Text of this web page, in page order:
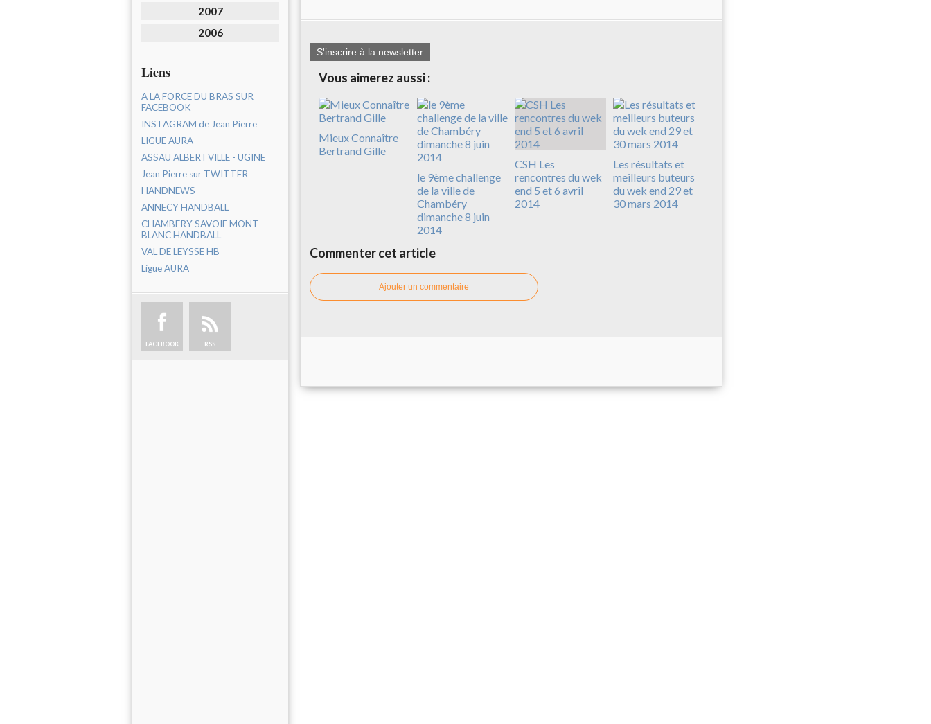
2007
2006
Liens
A LA FORCE DU BRAS SUR
FACEBOOK
INSTAGRAM de Jean Pierre
LIGUE AURA
ASSAU ALBERTVILLE - UGINE
Jean Pierre sur TWITTER
HANDNEWS
ANNECY HANDBALL
CHAMBERY SAVOIE MONT-
BLANC HANDBALL
VAL DE LEYSSE HB
Ligue AURA
FACEBOOK RSS
S'inscrire à la newsletter
Vous aimerez aussi :
Mieux Connaître
Bertrand Gille
le 9ème challenge
de la ville de
Chambéry
dimanche 8 juin
2014
CSH Les
rencontres du wek
end 5 et 6 avril
2014
Les résultats et
meilleurs buteurs
du wek end 29 et
30 mars 2014
Commenter cet article
Ajouter un commentaire